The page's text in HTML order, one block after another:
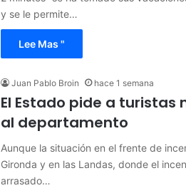
y se le permite…
Lee Mas "
Juan Pablo Broin hace 1 semana
El Estado pide a turistas
al departamento
Aunque la situación en el frente de
Gironda y en las Landas, donde el
arrasado…